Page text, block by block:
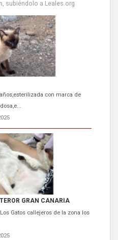
subiéndolo a Leales.org
con marca de
GRAN CANARIA
Gatos callejeros de la zona los